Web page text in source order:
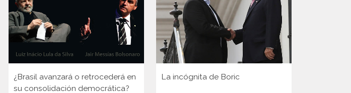
¿Brasil avanzará o retrocederá en
su consolidación democrática?
La incógnita de Boric